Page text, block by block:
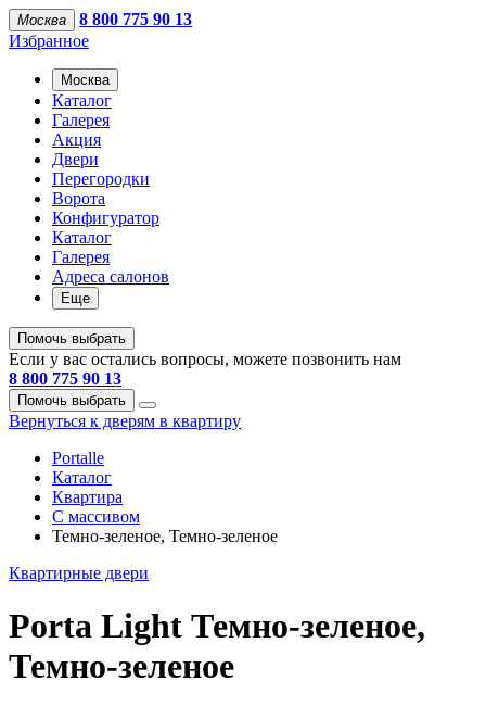
Москва
8 800 775 90 13
Избранное
Москва
Каталог
Галерея
Акция
Двери
Перегородки
Ворота
Конфигуратор
Каталог
Галерея
Адреса салонов
Еще
Помочь выбрать
Если у вас остались вопросы, можете позвонить нам
8 800 775 90 13
Помочь выбрать
Вернуться к дверям в квартиру
Portalle
Каталог
Квартира
С массивом
Темно-зеленое, Темно-зеленое
Квартирные двери
Porta Light Темно-зеленое,
Темно-зеленое